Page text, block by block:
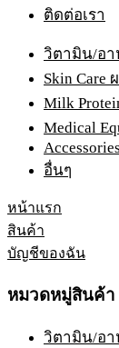
ติดต่อเรา
วิตามิน/อา
Skin
Milk
Medical
Accessories
อื่นๆ
หน้าแรก
สินค้า
บัญชีของฉัน
หมวดหมู่สินค้า
วิตามิน/อา